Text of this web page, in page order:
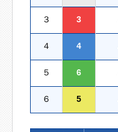
３ 3
４ 4
５ 6
６ 5